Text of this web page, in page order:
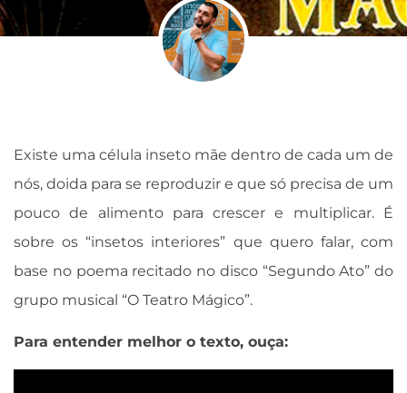
Existe uma célula inseto mãe dentro de cada um de
nós, doida para se reproduzir e que só precisa de um
pouco de alimento para crescer e multiplicar. É
sobre os “insetos interiores” que quero falar, com
base no poema recitado no disco “Segundo Ato” do
grupo musical “O Teatro Mágico”.
Para entender melhor o texto, ouça: